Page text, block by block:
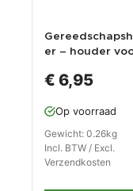
er – houder
€ 6,95
Op voorraad
Gewicht: 0.26kg
Incl. BTW / Excl.
Verzendkosten